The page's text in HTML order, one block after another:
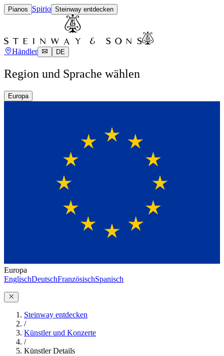
Pianos Spirio Steinway entdecken
Händler DE
Region und Sprache wählen
Europa
Europa
EnglischDeutschFranzösischSpanisch
Steinway entdecken
/
Künstler und Konzerte
/
Künstler Details